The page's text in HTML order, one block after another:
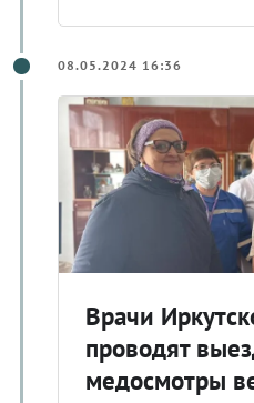
08.05.2024 16:36
Врачи
проводят
медосмотры